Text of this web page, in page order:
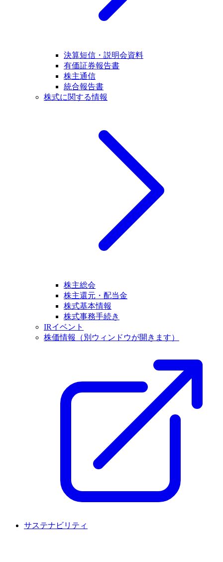
決算短信・説明会資料
有価証券報告書
株主通信
統合報告書
株式に関する情報
株主総会
株主還元・配当金
株式基本情報
株式事務手続き
IRイベント
株価情報
（別ウィンドウが開きます）
サステナビリティ